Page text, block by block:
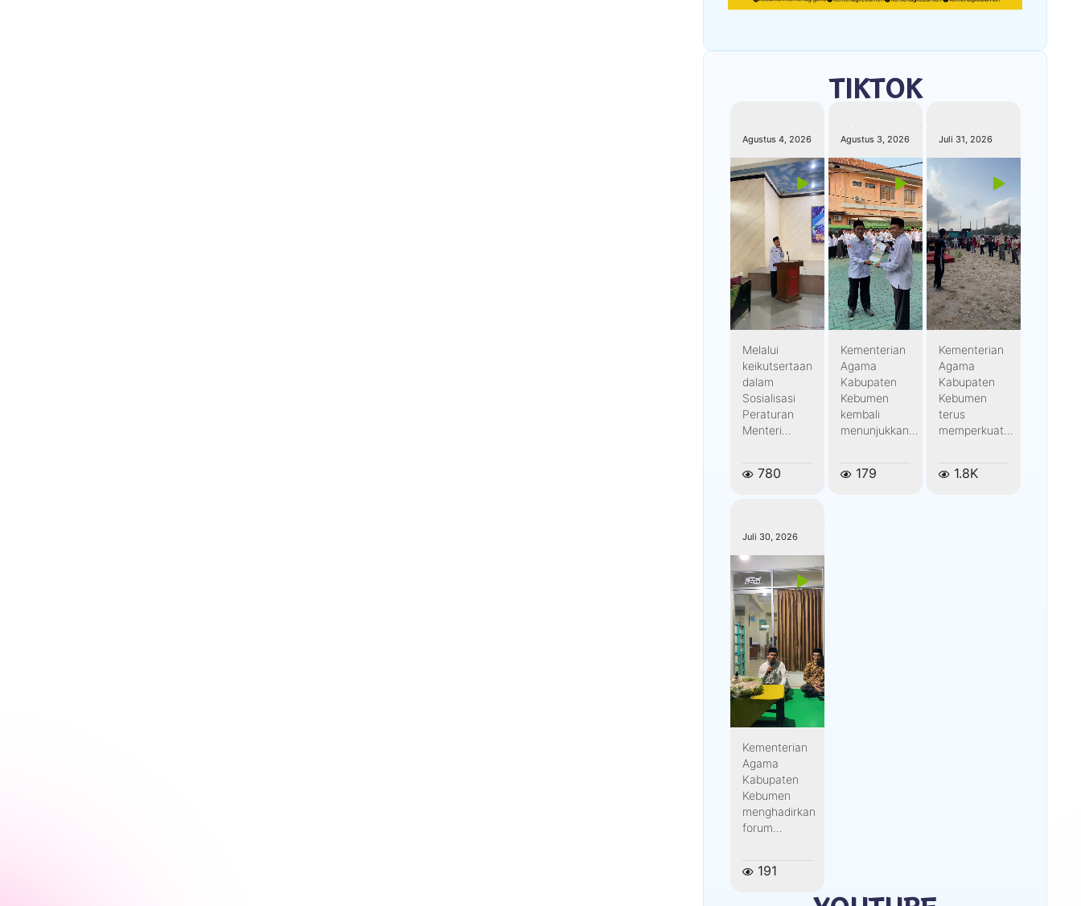
TIKTOK
Agustus 4, 2026
Melalui
keikutsertaan
dalam
Sosialisasi
Peraturan
Menteri...
780
Agustus 3, 2026
Kementerian
Agama
Kabupaten
Kebumen
kembali
menunjukkan...
179
Juli 31, 2026
Kementerian
Agama
Kabupaten
Kebumen
terus
memperkuat...
1.8K
Juli 30, 2026
Kementerian
Agama
Kabupaten
Kebumen
menghadirkan
forum...
191